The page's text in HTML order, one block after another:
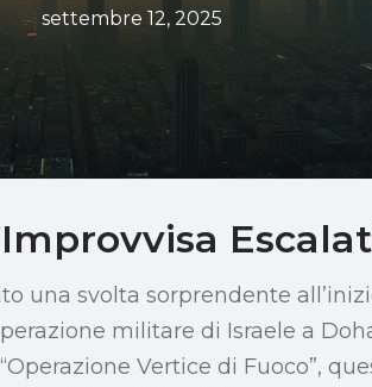
settembre 12, 2025
una svolta sorprendente
militare di Israele a
Vertice di Fuoco”,